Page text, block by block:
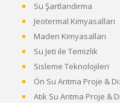
Su Şartlandırma
Jeotermal Kimyasalları
Maden Kimyasalları
Su Jeti ile Temizlik
Sisleme Teknolojileri
Ön Su Arıtma Proje &
Atık Su Arıtma Proje &